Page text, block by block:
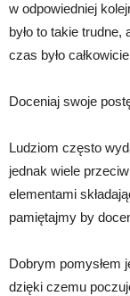
w odpowiedniej
było to takie trudne,
czas było
Doceniaj swoje
Ludziom często
jednak wiele
elementami
pamiętajmy by
Dobrym pomysłem
dzięki czemu